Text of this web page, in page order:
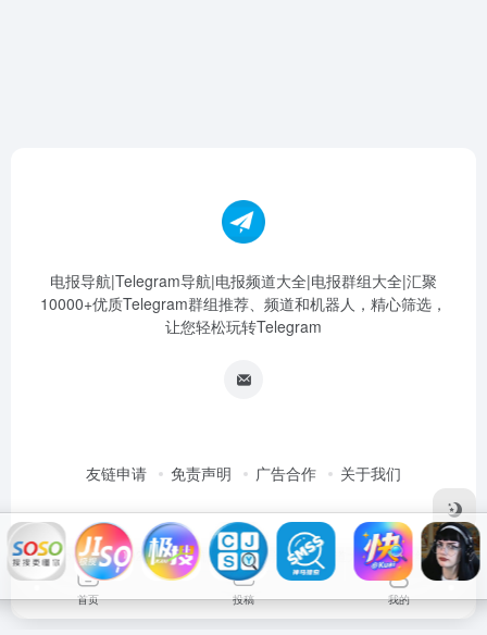
电报导航|Telegram导航|电报频道大全|电报群组大全|汇聚
10000+优质Telegram群组推荐、频道和机器人，精心筛选，
让您轻松玩转Telegram
友链申请 免责声明 广告合作 关于我们
Copyright © 2026电报导航|Telegram导航|电报频道大全|电报群组大
全
首页 投稿 我的